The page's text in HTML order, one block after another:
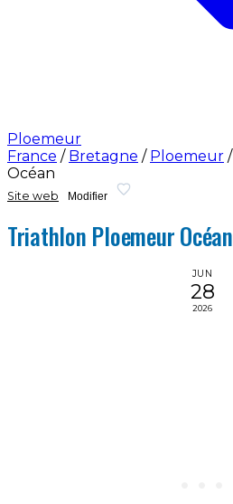
Ploemeur
France / Bretagne / Ploemeur /
Océan
Site web Modifier
Triathlon Ploemeur Océan
JUN
28
2026